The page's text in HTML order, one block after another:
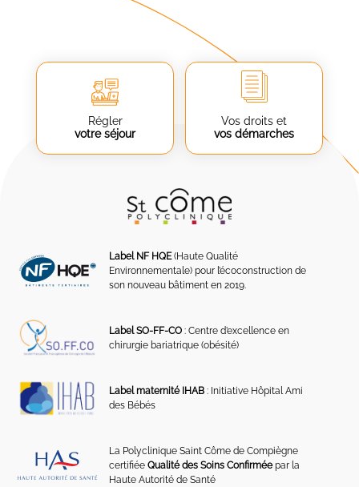
Régler
votre séjour
Vos droits et
vos démarches
Label NF HQE(Haute Qualité
Environnementale) pour l’écoconstruction de
son nouveau bâtiment en 2019.
Label SO-FF-CO : Centre d’excellence en
chirurgie bariatrique (obésité)
Label maternité IHAB : Initiative Hôpital Ami
des Bébés
La Polyclinique Saint Côme de Compiègne
certifiéeQualité des Soins Confirméepar la
Haute Autorité de Santé